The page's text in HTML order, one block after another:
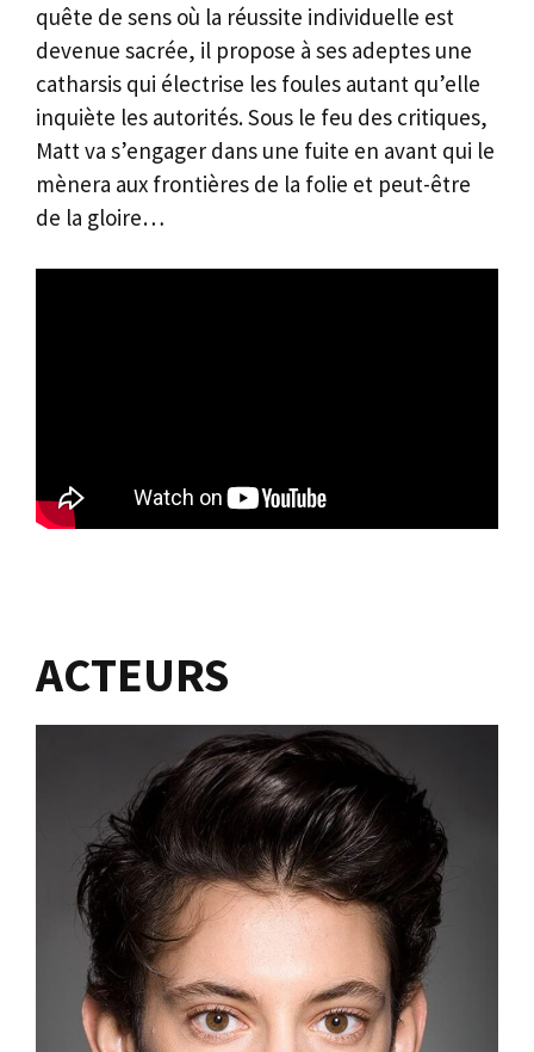
quête de sens où la réussite individuelle est
devenue sacrée, il propose à ses adeptes une
catharsis qui électrise les foules autant qu’elle
inquiète les autorités. Sous le feu des critiques,
Matt va s’engager dans une fuite en avant qui le
mènera aux frontières de la folie et peut-être
de la gloire…
ACTEURS